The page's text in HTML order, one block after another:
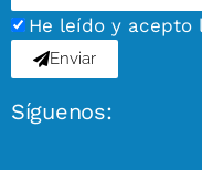
He leído y acepto
Enviar
Síguenos: